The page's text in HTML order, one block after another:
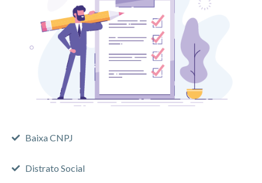
Baixa CNPJ
Distrato Social